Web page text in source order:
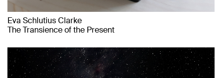
Eva Schlutius Clarke
The Transience of the Present